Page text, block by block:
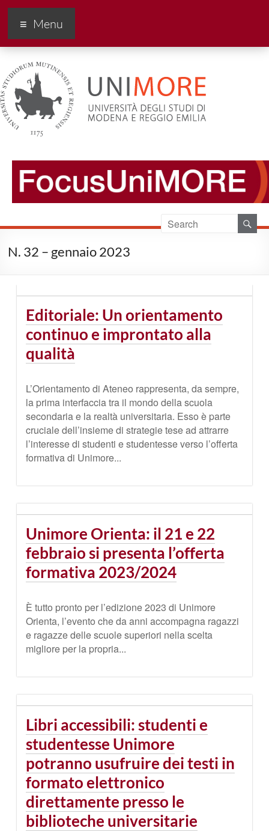
FocusUnimore
Menu
N. 32 – gennaio 2023
Editoriale: Un orientamento
continuo e improntato alla
qualità
L’Orientamento di Ateneo rappresenta, da sempre,
la prima interfaccia tra il mondo della scuola
secondaria e la realtà universitaria. Esso è parte
cruciale dell’insieme di strategie tese ad attrarre
l’interesse di studenti e studentesse verso l’offerta
formativa di Unimore...
Unimore Orienta: il 21 e 22
febbraio si presenta l’offerta
formativa 2023/2024
È tutto pronto per l’edizione 2023 di Unimore
Orienta, l’evento che da anni accompagna ragazzi
e ragazze delle scuole superiori nella scelta
migliore per la propria...
Libri accessibili: studenti e
studentesse Unimore
potranno usufruire dei testi in
formato elettronico
direttamente presso le
biblioteche universitarie